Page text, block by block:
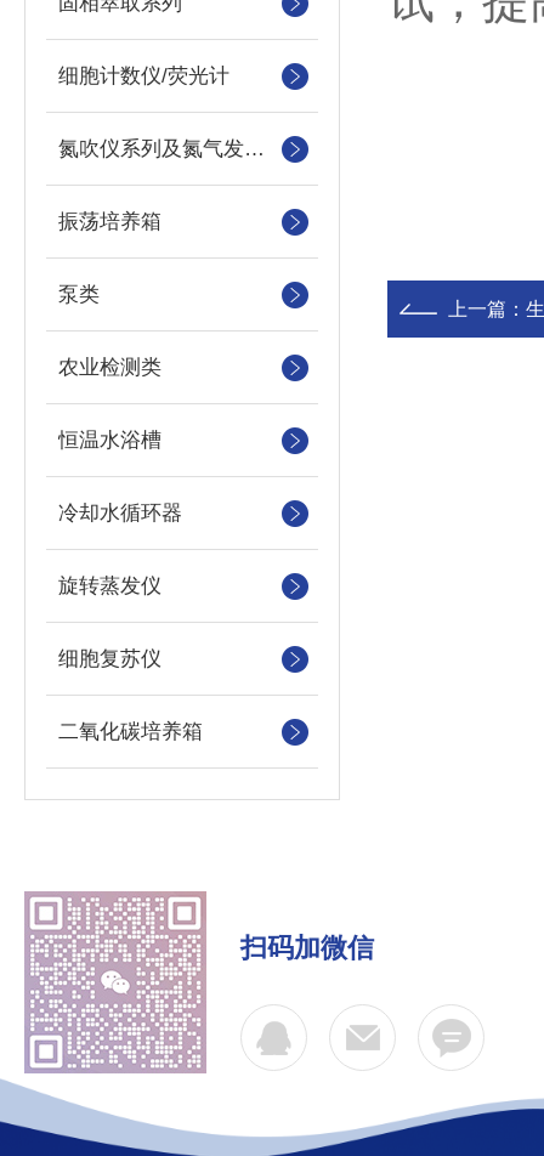
细胞计数仪/荧光计
氮吹仪系列及氮气发生器
振荡培养箱
泵类
农业检测类
恒温水浴槽
冷却水循环器
旋转蒸发仪
细胞复苏仪
二氧化碳培养箱
上一篇：
扫码加微信